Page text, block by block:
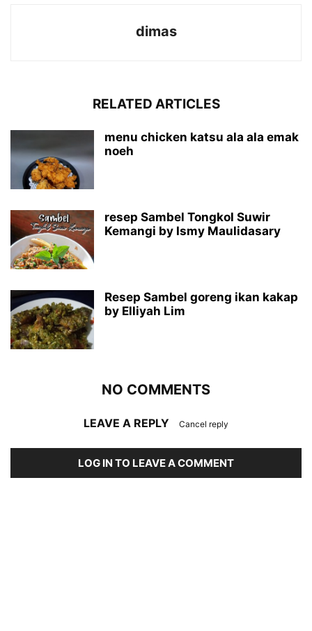
dimas
RELATED ARTICLES
menu chicken katsu ala ala emak
noeh
resep Sambel Tongkol Suwir
Kemangi by Ismy Maulidasary
Resep Sambel goreng ikan kakap
by Elliyah Lim
NO COMMENTS
LEAVE A REPLY Cancel reply
LOG IN TO LEAVE A COMMENT